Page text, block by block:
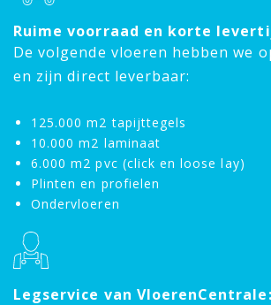
Ruime voorraad en korte
De volgende vloeren hebben we
en zijn direct leverbaar:
125.000 m2 tapijttegels
10.000 m2 laminaat
6.000 m2 pvc (click en loose lay)
Plinten en profielen
Ondervloeren
Legservice van VloerenCentrale: